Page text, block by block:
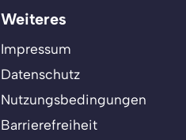
Weiteres
Impressum
Datenschutz
Nutzungsbedingungen
Barrierefreiheit